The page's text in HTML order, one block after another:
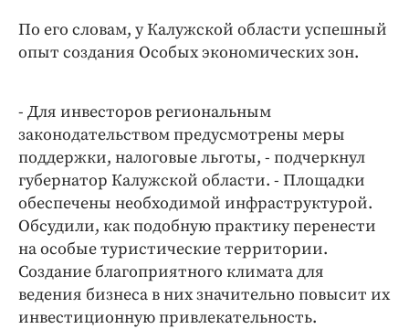
По его словам, у Калужской области успешный
опыт создания Особых экономических зон.
- Для инвесторов региональным
законодательством предусмотрены меры
поддержки, налоговые льготы, - подчеркнул
губернатор Калужской области. - Площадки
обеспечены необходимой инфраструктурой.
Обсудили, как подобную практику перенести
на особые туристические территории.
Создание благоприятного климата для
ведения бизнеса в них значительно повысит их
инвестиционную привлекательность.